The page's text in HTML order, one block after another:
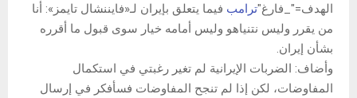
الهدف="_فارغ"ترامب فيما يتعلق بإيران لـ«فايننشال تايمز»: أنا
من يقرر وليس نتنياهو وليس أمامه خيار سوى قبول ما أقرره
بشأن إيران.
وأضاف: الضربات الإيرانية لم تغير رغبتي في استكمال
المفاوضات، لكن إذا لم تنجح المفاوضات فسأفكر في إرسال